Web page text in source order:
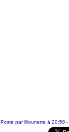
Posté par lillounette à 20:58 -